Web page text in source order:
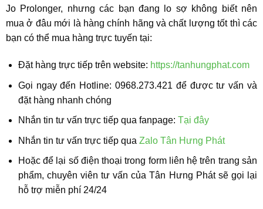
Jo Prolonger, nhưng các bạn đang lo sợ không biết nên
mua ở đâu mới là hàng chính hãng và chất lượng tốt thì các
bạn có thể mua hàng trực tuyến tại:
Đặt hàng trực tiếp trên website: https://tanhungphat.com
Gọi ngay đến Hotline: 0968.273.421 để được tư vấn và
đặt hàng nhanh chóng
Nhắn tin tư vấn trực tiếp qua fanpage: Tại đây
Nhắn tin tư vấn trực tiếp qua Zalo Tân Hưng Phát
Hoặc để lại số điện thoại trong form liên hệ trên trang sản
phẩm, chuyên viên tư vấn của Tân Hưng Phát sẽ gọi lại
hỗ trợ miễn phí 24/24